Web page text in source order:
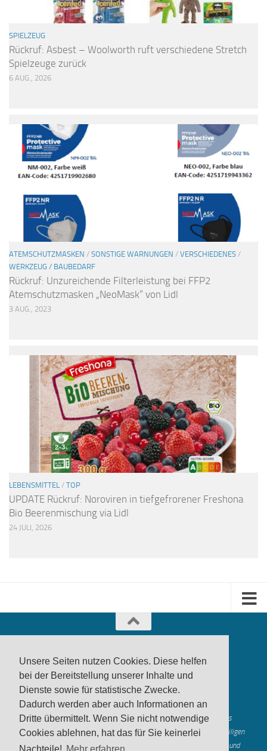
Unsere Seiten nutzen Cookies. Diese helfen
bei der Bereitstellung unserer Inhalte und
Dienste sowie für statistische Zwecke.
Dadurch werden aber auch Informationen an
Dritte übermittelt. Wenn Sie nicht notwendige
Cookies ablehnen, hat das für Sie keinerlei
SPIELZEUG
Rückruf: Asbest – Woolworth ruft verschiedene Stretch
Spielzeuge zurück
6 AUG., 2026
ATEMSCHUTZMASKEN / SONSTIGE WARNUNGEN / VERSCHIEDENES /
WERKZEUG / BAUBEDARF
Rückruf: Unzureichende Filterleistung bei FFP2
Atemschutzmasken „NeoMask“ von Lidl
3 AUG., 2023
LEBENSMITTEL / TOP
UPDATE Rückruf: Noroviren in tiefgefrorener Freshona
Bio Beerenmischung via Lidl
24 JULI, 2026
produktwarnung.eu - 2007-2026
Made in Gerstetten |Medienzentrum Gerstetten
Alle genannten Marken, Warenzeichen und Logos innerhalb dieses
Medienangebotes sind durch die Marken- und Urheberechte der jeweiligen
Rechteinhaber geschützt, und dienen lediglich der Berichterstattung und